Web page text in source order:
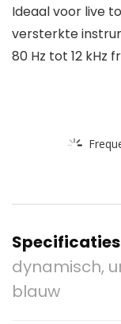
Ideaal voor live
versterkte
80 Hz tot 12 kHz
dynamisch,
blauw